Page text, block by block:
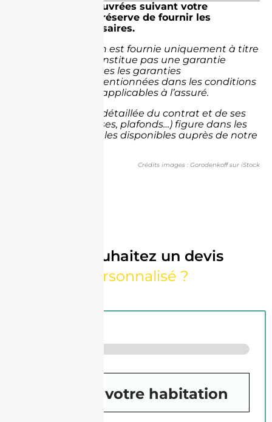
(1) Dans les 48h ouvrées suivant votre
déclaration, sous réserve de fournir les
justificatifs nécessaires.
Cette présentation est fournie uniquement à titre
informatif et ne constitue pas une garantie
contractuelle. Seules les garanties
spécifiquement mentionnées dans les conditions
personnelles sont applicables à l’assuré.
Une présentation détaillée du contrat et de ses
garanties (franchises, plafonds…) figure dans les
Conditions Générales disponibles auprès de notre
Crédits images : Gorodenkoff sur iStock
Vous souhaitez un devis
personnalisé ?
Vous et votre habitation